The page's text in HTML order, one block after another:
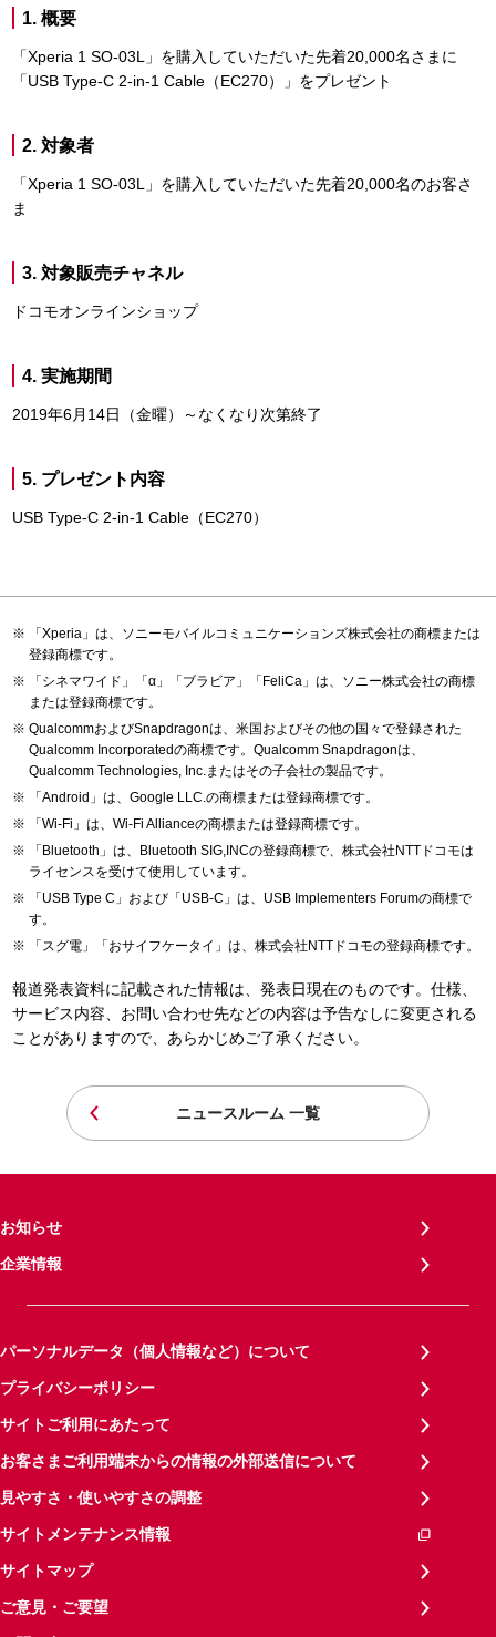
1. 概要
「Xperia 1 SO-03L」を購入していただいた先着20,000名さまに
「USB Type-C 2-in-1 Cable（EC270）」をプレゼント
2. 対象者
「Xperia 1 SO-03L」を購入していただいた先着20,000名のお客さ
ま
3. 対象販売チャネル
ドコモオンラインショップ
4. 実施期間
2019年6月14日（金曜）～なくなり次第終了
5. プレゼント内容
USB Type-C 2-in-1 Cable（EC270）
「Xperia」は、ソニーモバイルコミュニケーションズ株式会社の商標または
登録商標です。
「シネマワイド」「α」「ブラビア」「FeliCa」は、ソニー株式会社の商標
または登録商標です。
QualcommおよびSnapdragonは、米国およびその他の国々で登録された
Qualcomm Incorporatedの商標です。Qualcomm Snapdragonは、
Qualcomm Technologies, Inc.またはその子会社の製品です。
「Android」は、Google LLC.の商標または登録商標です。
「Wi-Fi」は、Wi-Fi Allianceの商標または登録商標です。
「Bluetooth」は、Bluetooth SIG,INCの登録商標で、株式会社NTTドコモは
ライセンスを受けて使用しています。
「USB Type C」および「USB-C」は、USB Implementers Forumの商標で
す。
「スグ電」「おサイフケータイ」は、株式会社NTTドコモの登録商標です。
報道発表資料に記載された情報は、発表日現在のものです。仕様、
サービス内容、お問い合わせ先などの内容は予告なしに変更される
ことがありますので、あらかじめご了承ください。
ニュースルーム 一覧
お知らせ
企業情報
パーソナルデータ（個人情報など）について
プライバシーポリシー
サイトご利用にあたって
お客さまご利用端末からの情報の外部送信について
見やすさ・使いやすさの調整
サイトメンテナンス情報
サイトマップ
ご意見・ご要望